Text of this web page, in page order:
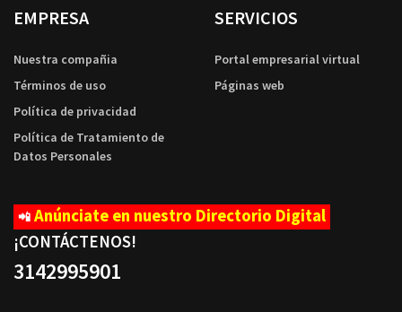
EMPRESA
Nuestra compañia
Términos de uso
Política de privacidad
Política de Tratamiento de
Datos Personales
SERVICIOS
Portal empresarial virtual
Páginas web
📲 Anúnciate en nuestro Directorio Digital
¡CONTÁCTENOS!
3142995901